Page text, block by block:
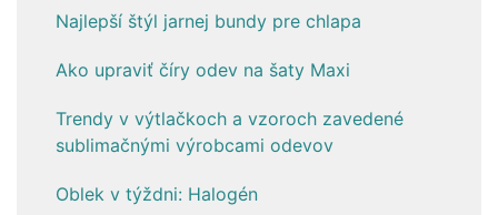
Najlepší štýl jarnej bundy pre chlapa
Ako upraviť číry odev na šaty Maxi
Trendy v výtlačkoch a vzoroch zavedené
sublimačnými výrobcami odevov
Oblek v týždni: Halogén